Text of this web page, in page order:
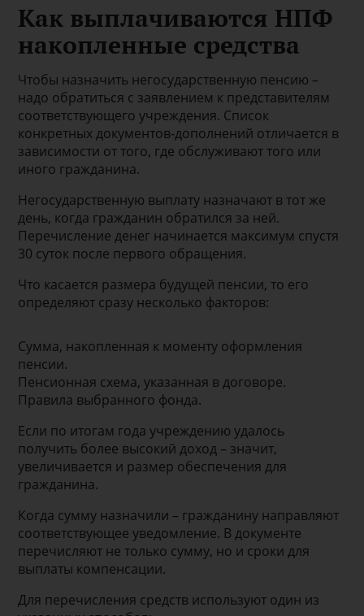
Как выплачиваются НПФ
накопленные средства
Чтобы назначить негосударственную пенсию –
надо обратиться с заявлением к представителям
соответствующего учреждения. Список
конкретных документов-дополнений отличается в
зависимости от того, где обслуживают того или
иного гражданина.
Негосударственную выплату назначают в тот же
день, когда гражданин обратился за ней.
Перечисление денег начинается максимум спустя
30 суток после первого обращения.
Что касается размера будущей пенсии, то его
определяют сразу несколько факторов:
Сумма, накопленная к моменту оформления
пенсии.
Пенсионная схема, указанная в договоре.
Правила выбранного фонда.
Если по итогам года учреждению удалось
получить более высокий доход – значит,
увеличивается и размер обеспечения для
гражданина.
Когда сумму назначили – гражданину направляют
соответствующее уведомление. В документе
перечисляют не только сумму, но и сроки для
выплаты компенсации.
Для перечисления средств используют один из